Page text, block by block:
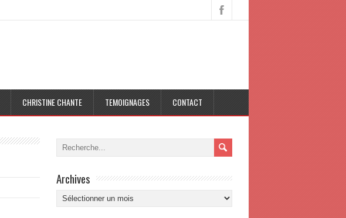
CHRISTINE CHANTE TEMOIGNAGES CONTACT
Archives
Archives